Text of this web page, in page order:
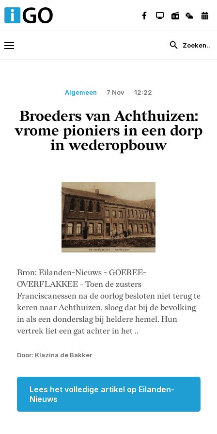
Algemeen 7 Nov 12:22
Broeders van Achthuizen:
vrome pioniers in een dorp
in wederopbouw
Bron: Eilanden-Nieuws - GOEREE-
OVERFLAKKEE - Toen de zusters
Franciscanessen na de oorlog besloten niet terug te
keren naar Achthuizen, sloeg dat bij de bevolking
in als een donderslag bij heldere hemel. Hun
vertrek liet een gat achter in het ..
Door: Klazina de Bakker
Lees het volledige artikel op Eilanden-
Nieuws